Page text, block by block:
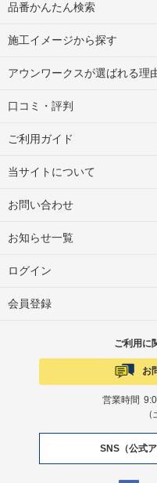
品番かんたん検索
施工イメージから探す
アウンワークスが選ばれる理
口コミ・評判
ご利用ガイド
当サイトについて
お問い合わせ
お知らせ一覧
ログイン
会員登録
ご利用に
お
営業時間
SNS（公式